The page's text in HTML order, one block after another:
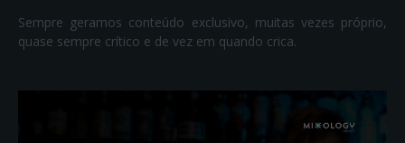
Sempre geramos conteúdo exclusivo, muitas vezes próprio,
quase sempre crítico e de vez em quando crica.